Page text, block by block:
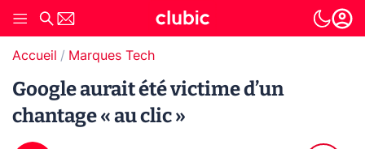
Accueil Marques Tech
Google aurait été victime d’un
chantage « au clic »